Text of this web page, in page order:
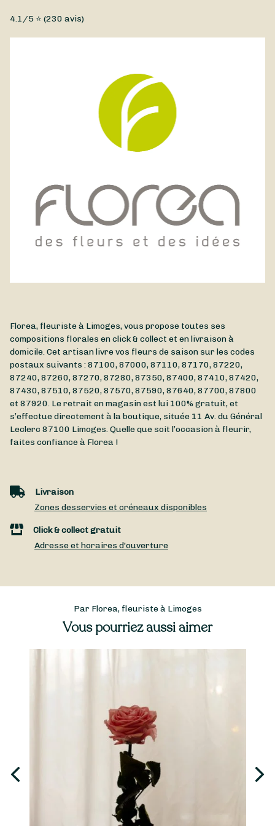
Fleurs coupées, Fleurs fraîches, Petit prix, Pivoines
et délicates, la pivoine est une fleur idéale pour faire un
cadeau ou pour décorer votre intérieur. La pivoine ne sera
disponible chez votre fleuriste que d’avril à juin, alors
profitez-en ! Ce bouquet de pivoines est disponible à la
livraison à Limoges et ses alentours.
soleil, afin qu’elles conservent tout l’éclat de leur couleur.
4.1/5 ⭐ (230 avis)
Florea, fleuriste à Limoges, vous propose toutes ses
compositions florales en click & collect et en livraison à
domicile. Cet artisan livre vos fleurs de saison sur les codes
postaux suivants : 87100, 87000, 87110, 87170, 87220,
87240, 87260, 87270, 87280, 87350, 87400, 87410, 87420,
87430, 87510, 87520, 87570, 87590, 87640, 87700, 87800
et 87920. Le retrait en magasin est lui 100% gratuit, et
s’effectue directement à la boutique, située 11 Av. du Général
Leclerc 87100 Limoges. Quelle que soit l’occasion à fleurir,
faites confiance à Florea !
Livraison
Zones desservies et créneaux disponibles
Click & collect gratuit
Adresse et horaires d'ouverture
Par Florea, fleuriste à Limoges
Vous pourriez aussi aimer